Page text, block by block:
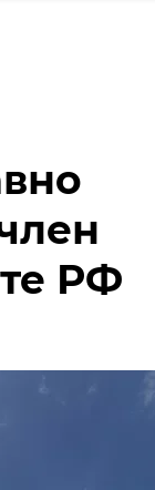
РФ